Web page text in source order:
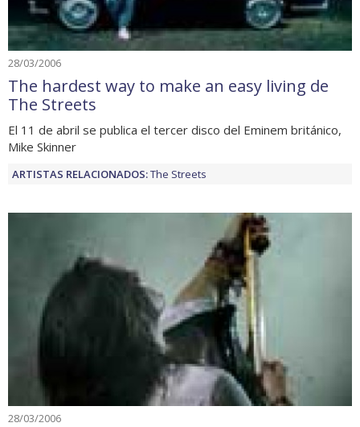
28/03/2006
The hardest way to make an easy living de
The Streets
El 11 de abril se publica el tercer disco del Eminem británico,
Mike Skinner
ARTISTAS RELACIONADOS:The Streets
28/03/2006